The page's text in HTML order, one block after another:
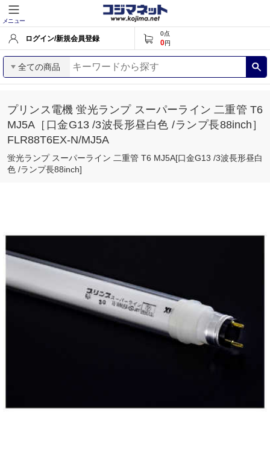
メニュー
ログイン/新規会員登録
0点
0円
全ての商品
プリンス電機 蛍光ランプ スーパーライン 二重管 T6
MJ5A［口金G13 /3波長形昼白色 /ランプ長88inch］
FLR88T6EX-N/MJ5A
蛍光ランプ スーパーライン 二重管 T6 MJ5A[口金G13 /3波長形昼白
色 /ランプ長88inch]